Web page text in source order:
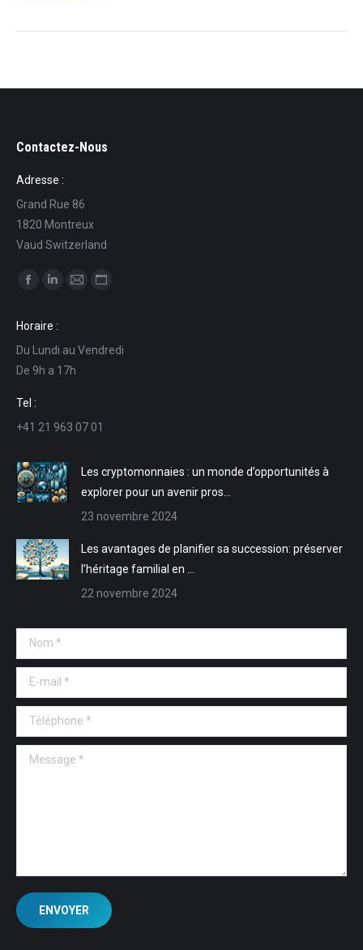
Contactez-Nous
Adresse :
Grand Rue 86
1820 Montreux
Vaud Switzerland
Trouvez nous sur :
Facebook
s'ouvre
dans
une
LinkedIn
s'ouvre
dans
mail Web
Horaire :
Du Lundi au Vendredi
De 9h a 17h
Tel :
+41 21 963 07 01
Les cryptomonnaies : un monde d’opportunités à
explorer pour un avenir pros…
23 novembre 2024
Les avantages de planifier sa succession: préserver
l’héritage familial en …
22 novembre 2024
Nom *
E-mail *
Téléphone *
Message *
ENVOYER